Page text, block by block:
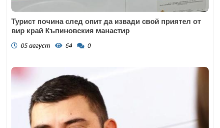
Турист почина след опит да извади свой приятел от
вир край Къпиновския манастир
05 август 64 0